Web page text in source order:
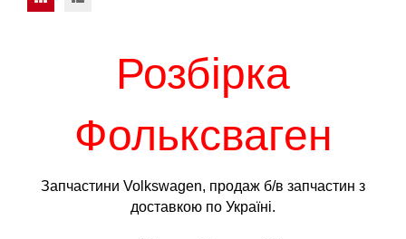
Розбірка
Фольксваген
Запчастини Volkswagen, продаж б/в запчастин з
доставкою по Україні.